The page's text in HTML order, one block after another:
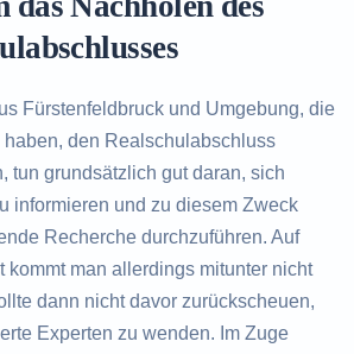
Fürstenfeldbruck und Umgebung, die
haben, den Realschulabschluss
tun grundsätzlich gut daran, sich
informieren und zu diesem Zweck
Recherche durchzuführen. Auf
kommt man allerdings mitunter nicht
dann nicht davor zurückscheuen,
Experten zu wenden. Im Zuge